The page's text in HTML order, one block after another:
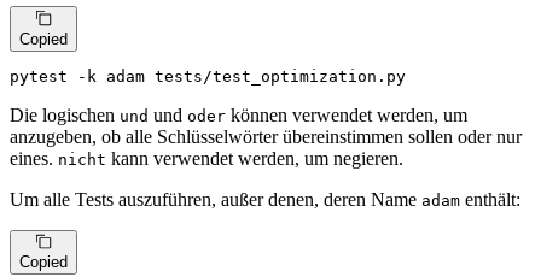
Copied
pytest -k adam tests/test_optimization.py
Die logischen und und oder können verwendet werden, um
anzugeben, ob alle Schlüsselwörter übereinstimmen sollen oder nur
eines. nicht kann verwendet werden, um negieren.
Um alle Tests auszuführen, außer denen, deren Name adam enthält:
Copied